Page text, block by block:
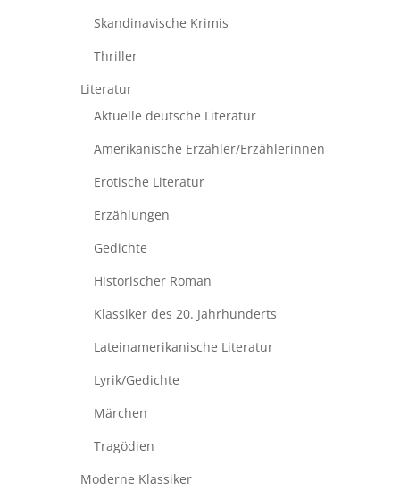
Skandinavische Krimis
Thriller
Literatur
Aktuelle deutsche Literatur
Amerikanische Erzähler/Erzählerinnen
Erotische Literatur
Erzählungen
Gedichte
Historischer Roman
Klassiker des 20. Jahrhunderts
Lateinamerikanische Literatur
Lyrik/Gedichte
Märchen
Tragödien
Moderne Klassiker